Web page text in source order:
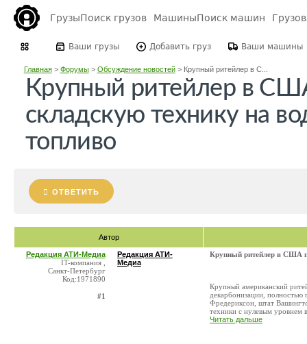
ГрузыПоиск грузов МашиныПоиск машин
Ваши грузы Добавить груз Ваши машины
Главная> Форумы> Обсуждение новостей> Крупный ритейлер в С...
Крупный ритейлер в
складскую технику на
топливо
ОТВЕТИТЬ
Автор
Редакция АТИ-Медиа
IT-компания ,
Санкт-Петербург
Код:1971890
#1
Редакция АТИ-
Медиа
Крупный ритейлер в США
Крупный американский
декарбонизации, полностью
Фредериксон, штат
техники с нулевым уровнем
Читать дальше